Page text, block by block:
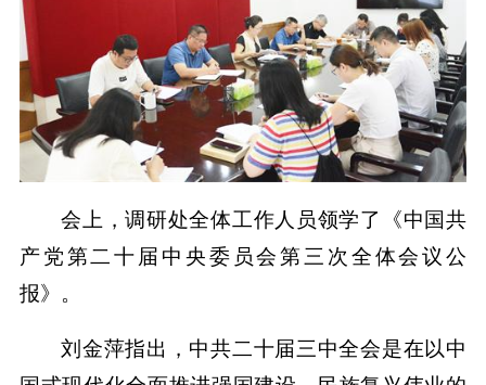
会上，调研处全体工作人员领学了《中国共
产党第二十届中央委员会第三次全体会议公
报》。
刘金萍指出，中共二十届三中全会是在以中